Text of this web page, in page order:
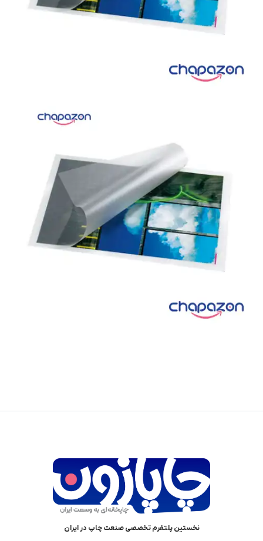
نخستین پلتفرم تخصصی صنعت چاپ در ایران